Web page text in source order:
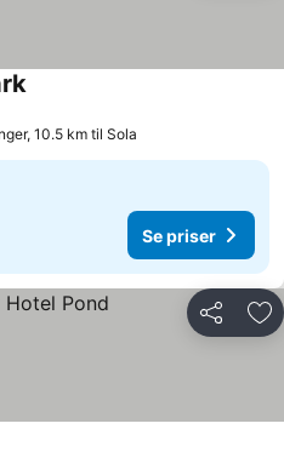
10.5 km til Sola
Se priser
Del